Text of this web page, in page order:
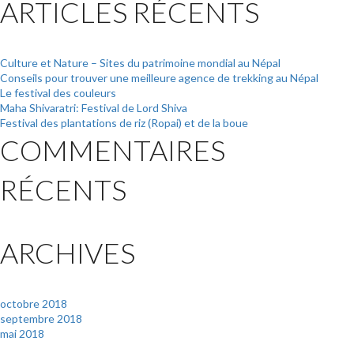
ARTICLES RÉCENTS
Culture et Nature – Sites du patrimoine mondial au Népal
Conseils pour trouver une meilleure agence de trekking au Népal
Le festival des couleurs
Maha Shivaratri: Festival de Lord Shiva
Festival des plantations de riz (Ropai) et de la boue
COMMENTAIRES
RÉCENTS
ARCHIVES
octobre 2018
septembre 2018
mai 2018